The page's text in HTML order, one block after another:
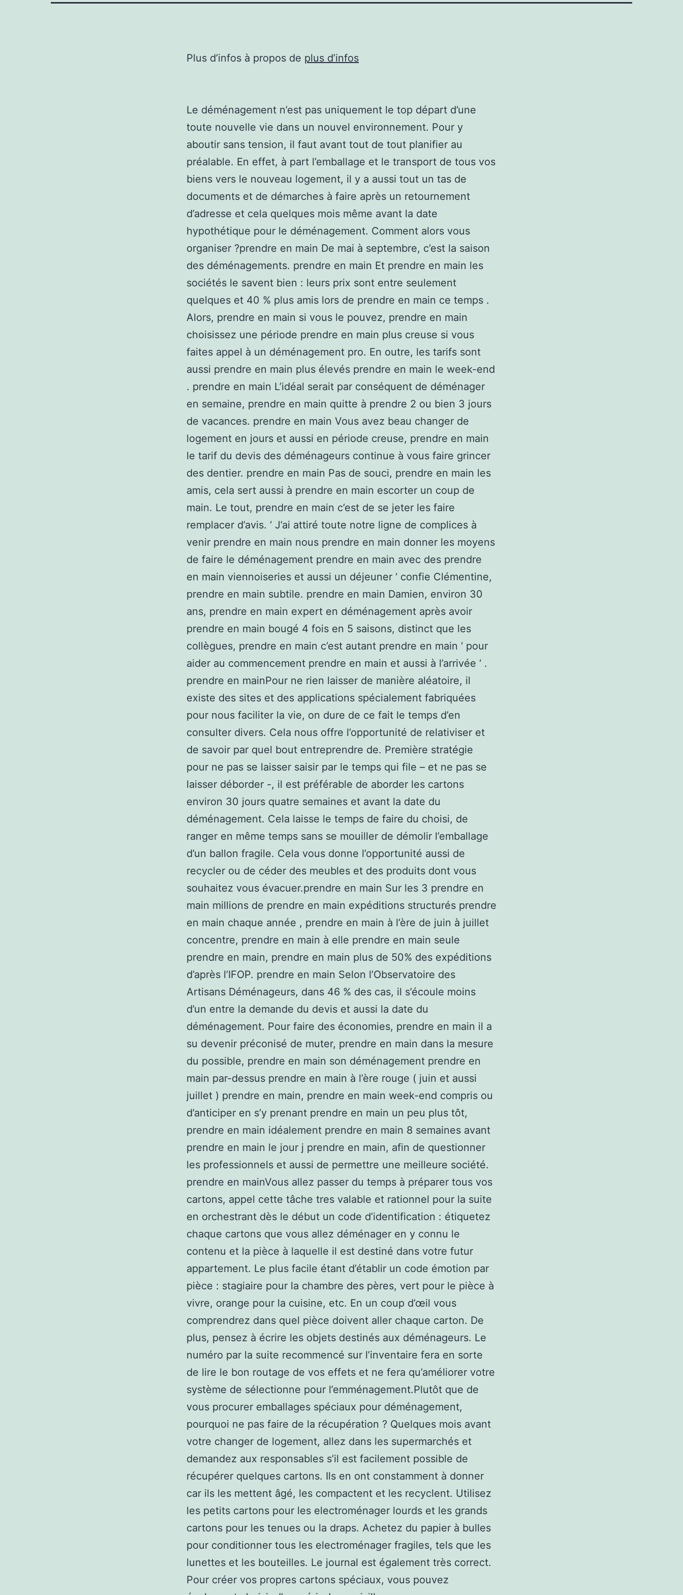
Plus d’infos à propos de plus d’infos
Le déménagement n’est pas uniquement le top départ d’une
toute nouvelle vie dans un nouvel environnement. Pour y
aboutir sans tension, il faut avant tout de tout planifier au
préalable. En effet, à part l’emballage et le transport de tous vos
biens vers le nouveau logement, il y a aussi tout un tas de
documents et de démarches à faire après un retournement
d’adresse et cela quelques mois même avant la date
hypothétique pour le déménagement. Comment alors vous
organiser ?prendre en main De mai à septembre, c’est la saison
des déménagements. prendre en main Et prendre en main les
sociétés le savent bien : leurs prix sont entre seulement
quelques et 40 % plus amis lors de prendre en main ce temps .
Alors, prendre en main si vous le pouvez, prendre en main
choisissez une période prendre en main plus creuse si vous
faites appel à un déménagement pro. En outre, les tarifs sont
aussi prendre en main plus élevés prendre en main le week-end
. prendre en main L’idéal serait par conséquent de déménager
en semaine, prendre en main quitte à prendre 2 ou bien 3 jours
de vacances. prendre en main Vous avez beau changer de
logement en jours et aussi en période creuse, prendre en main
le tarif du devis des déménageurs continue à vous faire grincer
des dentier. prendre en main Pas de souci, prendre en main les
amis, cela sert aussi à prendre en main escorter un coup de
main. Le tout, prendre en main c’est de se jeter les faire
remplacer d’avis. ‘ J’ai attiré toute notre ligne de complices à
venir prendre en main nous prendre en main donner les moyens
de faire le déménagement prendre en main avec des prendre
en main viennoiseries et aussi un déjeuner ‘ confie Clémentine,
prendre en main subtile. prendre en main Damien, environ 30
ans, prendre en main expert en déménagement après avoir
prendre en main bougé 4 fois en 5 saisons, distinct que les
collègues, prendre en main c’est autant prendre en main ‘ pour
aider au commencement prendre en main et aussi à l’arrivée ‘ .
prendre en mainPour ne rien laisser de manière aléatoire, il
existe des sites et des applications spécialement fabriquées
pour nous faciliter la vie, on dure de ce fait le temps d’en
consulter divers. Cela nous offre l’opportunité de relativiser et
de savoir par quel bout entreprendre de. Première stratégie
pour ne pas se laisser saisir par le temps qui file – et ne pas se
laisser déborder -, il est préférable de aborder les cartons
environ 30 jours quatre semaines et avant la date du
déménagement. Cela laisse le temps de faire du choisi, de
ranger en même temps sans se mouiller de démolir l’emballage
d’un ballon fragile. Cela vous donne l’opportunité aussi de
recycler ou de céder des meubles et des produits dont vous
souhaitez vous évacuer.prendre en main Sur les 3 prendre en
main millions de prendre en main expéditions structurés prendre
en main chaque année , prendre en main à l’ère de juin à juillet
concentre, prendre en main à elle prendre en main seule
prendre en main, prendre en main plus de 50% des expéditions
d’après l’IFOP. prendre en main Selon l’Observatoire des
Artisans Déménageurs, dans 46 % des cas, il s’écoule moins
d’un entre la demande du devis et aussi la date du
déménagement. Pour faire des économies, prendre en main il a
su devenir préconisé de muter, prendre en main dans la mesure
du possible, prendre en main son déménagement prendre en
main par-dessus prendre en main à l’ère rouge ( juin et aussi
juillet ) prendre en main, prendre en main week-end compris ou
d’anticiper en s’y prenant prendre en main un peu plus tôt,
prendre en main idéalement prendre en main 8 semaines avant
prendre en main le jour j prendre en main, afin de questionner
les professionnels et aussi de permettre une meilleure société.
prendre en mainVous allez passer du temps à préparer tous vos
cartons, appel cette tâche tres valable et rationnel pour la suite
en orchestrant dès le début un code d’identification : étiquetez
chaque cartons que vous allez déménager en y connu le
contenu et la pièce à laquelle il est destiné dans votre futur
appartement. Le plus facile étant d’établir un code émotion par
pièce : stagiaire pour la chambre des pères, vert pour le pièce à
vivre, orange pour la cuisine, etc. En un coup d’œil vous
comprendrez dans quel pièce doivent aller chaque carton. De
plus, pensez à écrire les objets destinés aux déménageurs. Le
numéro par la suite recommencé sur l’inventaire fera en sorte
de lire le bon routage de vos effets et ne fera qu’améliorer votre
système de sélectionne pour l’emménagement.Plutôt que de
vous procurer emballages spéciaux pour déménagement,
pourquoi ne pas faire de la récupération ? Quelques mois avant
votre changer de logement, allez dans les supermarchés et
demandez aux responsables s’il est facilement possible de
récupérer quelques cartons. Ils en ont constamment à donner
car ils les mettent âgé, les compactent et les recyclent. Utilisez
les petits cartons pour les electroménager lourds et les grands
cartons pour les tenues ou la draps. Achetez du papier à bulles
pour conditionner tous les electroménager fragiles, tels que les
lunettes et les bouteilles. Le journal est également très correct.
Pour créer vos propres cartons spéciaux, vous pouvez